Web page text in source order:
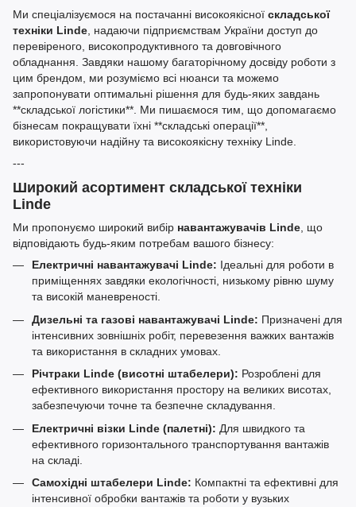
Ми спеціалізуємося на постачанні високоякісної складської
техніки Linde , надаючи підприємствам України доступ до
перевіреного, високопродуктивного та довговічного
обладнання. Завдяки нашому багаторічному досвіду роботи з
цим брендом, ми розуміємо всі нюанси та можемо
запропонувати оптимальні рішення для будь-яких завдань
**складської логістики**. Ми пишаємося тим, що допомагаємо
бізнесам покращувати їхні **складські операції**,
використовуючи надійну та високоякісну техніку Linde.
---
Широкий асортимент складської техніки
Linde
Ми пропонуємо широкий вибір навантажувачів Linde, що
відповідають будь-яким потребам вашого бізнесу:
Електричні навантажувачі Linde: Ідеальні для роботи в
приміщеннях завдяки екологічності, низькому рівню шуму
та високій маневреності.
Дизельні та газові навантажувачі Linde: Призначені для
інтенсивних зовнішніх робіт, перевезення важких вантажів
та використання в складних умовах.
Річтраки Linde (висотні штабелери): Розроблені для
ефективного використання простору на великих висотах,
забезпечуючи точне та безпечне складування.
Електричні візки Linde (палетні): Для швидкого та
ефективного горизонтального транспортування вантажів
на складі.
Самохідні штабелери Linde: Компактні та ефективні для
інтенсивної обробки вантажів та роботи у вузьких